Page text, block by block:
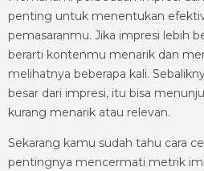
penting untuk menentukan
pemasaranmu. Jika impresi lebih
berarti kontenmu menarik dan
melihatnya beberapa kali.
besar dari impresi, itu bisa
kurang menarik atau relevan.
Sekarang kamu sudah tahu cara
pentingnya mencermati metrik